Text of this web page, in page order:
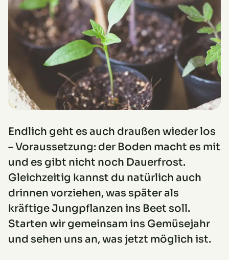
Endlich geht es auch draußen wieder los
– Voraussetzung: der Boden macht es mit
und es gibt nicht noch Dauerfrost.
Gleichzeitig kannst du natürlich auch
drinnen vorziehen, was später als
kräftige Jungpflanzen ins Beet soll.
Starten wir gemeinsam ins Gemüsejahr
und sehen uns an, was jetzt möglich ist.